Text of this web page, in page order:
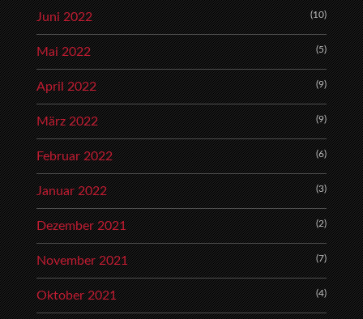
Juni 2022 (10)
Mai 2022 (5)
April 2022 (9)
März 2022 (9)
Februar 2022 (6)
Januar 2022 (3)
Dezember 2021 (2)
November 2021 (7)
Oktober 2021 (4)